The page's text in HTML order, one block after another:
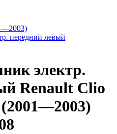
передний левый
электр.
Renault Clio